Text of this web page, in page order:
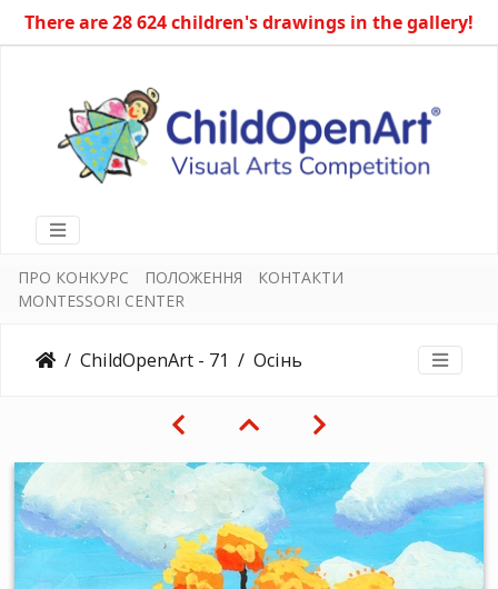
There are 28 624 children's drawings in the gallery!
ПРО КОНКУРС ПОЛОЖЕННЯ
КОНТАКТИ
MONTESSORI CENTER
ChildOpenArt - 71 Осінь